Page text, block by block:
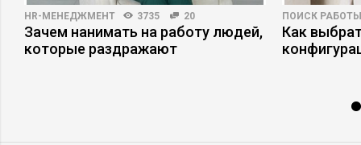
HR-МЕНЕДЖМЕНТ 3735 20
Зачем нанимать на работу людей,
которые раздражают
ПОИСК РАБОТЫ
Как